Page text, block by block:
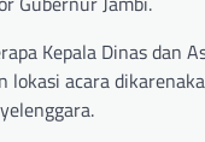
Kepala Dinas dan
lokasi acara